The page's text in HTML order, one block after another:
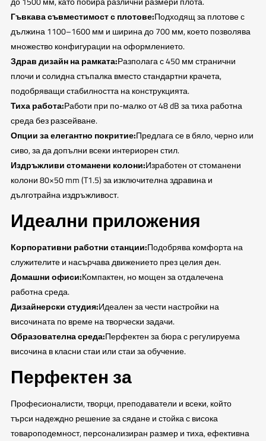
Гъвкава съвместимост с плотове:Подходящ за плотове с
дължина 1100–1600 мм и ширина до 700 мм, което позволява
множество конфигурации на оформлението.
Здрав дизайн на рамката:Разполага с 450 мм странични
плочи и солидна стъпалка вместо стандартни крачета,
подобряващи стабилността на конструкцията.
Тиха работа:Работи при по-малко от 48 dB за тиха работна
среда без разсейване.
Опции за елегантно покритие:Предлага се в бяло, черно или
сиво, за да допълни всеки интериорен стил.
Издръжливи стоманени колони:Изработен от стоманени
колони 80×50 mm (T1.5) за изключителна здравина и
дълготрайна издръжливост.
Идеални приложения
Корпоративни работни станции:Подобрява комфорта на
служителите и насърчава движението през целия ден.
Домашни офиси:Компактен, но мощен за отдалечена
работна среда.
Дизайнерски студия:Идеален за чести настройки на
височината по време на творчески задачи.
Образователна среда:Перфектен за бюра с регулируема
височина в класни стаи или стаи за обучение.
Перфектен за
Професионалисти, творци, преподаватели и всеки, който
търси надеждно решение за сядане и стойка с висока
товароподемност, персонализиран размер и тиха, ефективна